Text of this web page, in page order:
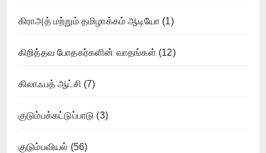
கிராஅத் மற்றும் தமிழாக்கம் ஆடியோ (1)
கிறித்தவ போதகர்களின் வாதங்கள் (12)
கிலாஃபத் ஆட்சி (7)
குடும்பக்கட்டுப்பாடு (3)
குடும்பவியல் (56)